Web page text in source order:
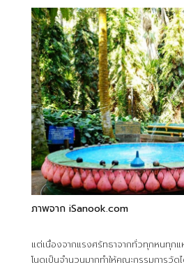
ภาพจาก iSanook.com
แต่เนื่องจากแรงศรัทธาจากทั่วทุกหนทุกแ
โนดเป็นจำนวนมากทำให้คณะกรรมการวั